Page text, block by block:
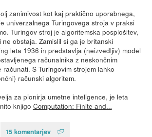
zanimivost kot kaj praktično uporabnega,
univerzalnega Turingovega stroja v praksi
Turingov stroj je algoritemska posplošitev,
obstaja. Zamislil si ga je britanski
leta 1936 in predstavlja (neizvedljiv) model
računalnika z neskončnim
računati. S Turingovim strojem lahko
računski algoritem.
za pionirja umetne inteligence, je leta
knjigo Computation: Finite and...
15 komentarjev